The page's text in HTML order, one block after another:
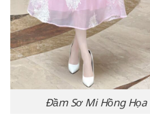
Đầm Sơ Mi Hồng